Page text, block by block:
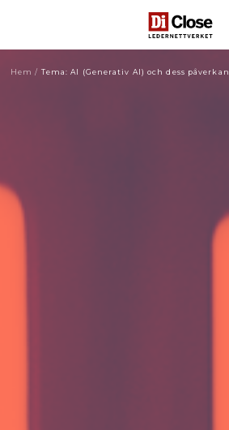
Hem / Tema: AI (Generativ AI) och dess påverkan